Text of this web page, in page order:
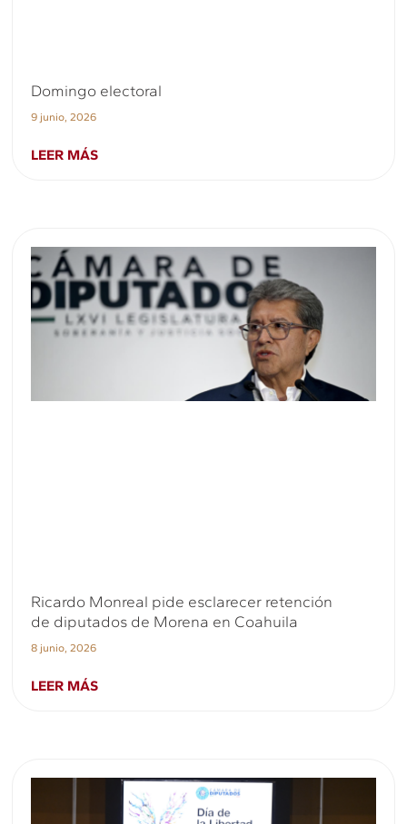
Domingo electoral
9 junio, 2026
LEER MÁS
Ricardo Monreal pide esclarecer retención
de diputados de Morena en Coahuila
8 junio, 2026
LEER MÁS